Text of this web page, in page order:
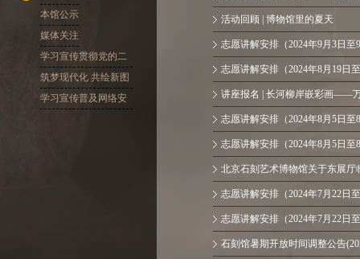
本馆公示
媒体关注
学习宣传贯彻党的二
十大精神
筑梦现代化 共绘新图
景
学习宣传普及网络安
活动回顾 | 博物馆里的夏天
志愿讲解安排（2024年9月3日至
志愿讲解安排（2024年8月19日
讲座报名 | 长河柳岸嵌彩画——
志愿讲解安排（2024年8月5日至
志愿讲解安排（2024年8月5日至
北京石刻艺术博物馆关于东展厅
志愿讲解安排（2024年7月22日
志愿讲解安排（2024年7月22日
石刻馆暑期开放时间调整公告